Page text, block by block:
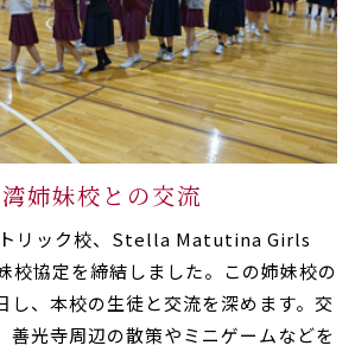
姉妹校との交流
リック校、Stella Matutina Girls
協定を締結しました。この姉妹校の
し、本校の生徒と交流を深めます。交
善光寺周辺の散策やミニゲームなどを